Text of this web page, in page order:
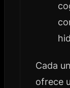
Cada
ofrece